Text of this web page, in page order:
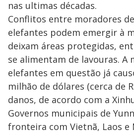
nas ultimas décadas.
Conflitos entre moradores
elefantes podem emergir à
deixam áreas protegidas,
se alimentam de lavouras. A
elefantes em questão já
milhão de dólares (cerca de
danos, de acordo com a
Governos municipais de
fronteira com Vietnã, Laos e